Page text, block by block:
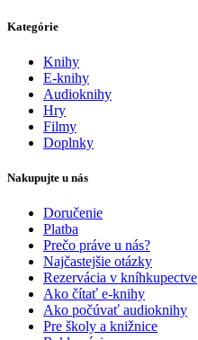
Kategórie
Knihy
E-knihy
Audioknihy
Hry
Filmy
Doplnky
Nakupujte u nás
Doručenie
Platba
Prečo práve u nás?
Najčastejšie otázky
Rezervácia v kníhkupectve
Ako čítať e-knihy
Ako počúvať audioknihy
Pre školy a knižnice